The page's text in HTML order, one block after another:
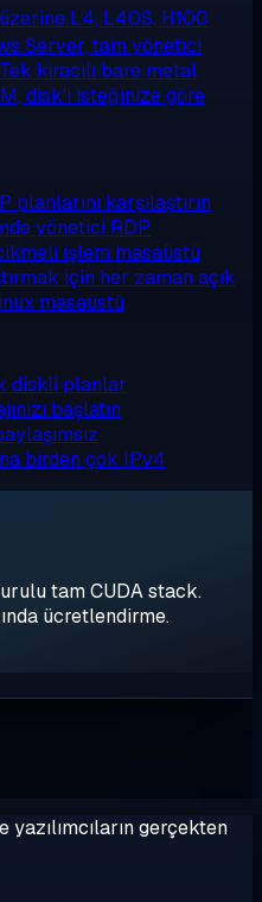
L4, L40S, H100
Server, tam yönetici
Tek kiracılı bare metal
disk'i isteğinize göre
planlarını karşılaştırın
yönetici RDP
işlem masaüstü
için her zaman açık
masaüstü
diskli planlar
başlatın
birden çok IPv4
tam CUDA stack.
ücretlendirme.
gerçekten